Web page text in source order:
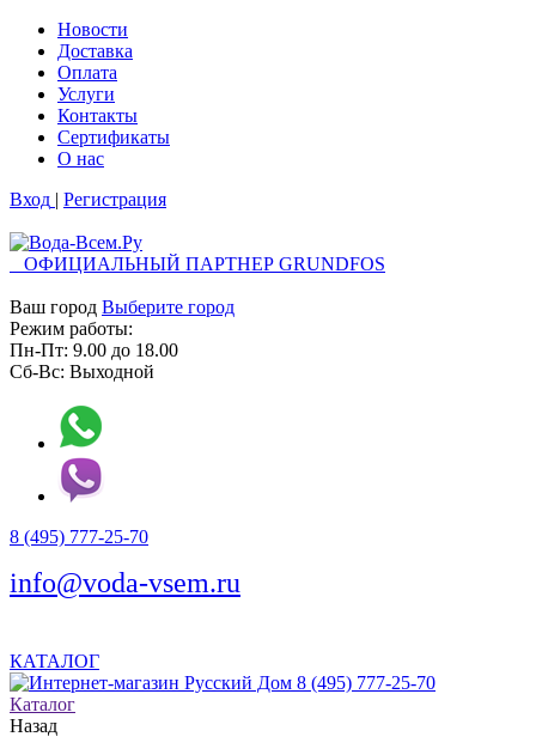
Новости
Доставка
Оплата
Услуги
Контакты
Cертификаты
О нас
Вход | Регистрация
ОФИЦИАЛЬНЫЙ ПАРТНЕР GRUNDFOS
Ваш город Выберите город
Режим работы:
Пн-Пт: 9.00 до 18.00
Сб-Вс: Выходной
8 (495) 777-25-70
info@voda-vsem.ru
КАТАЛОГ
8 (495) 777-25-70
Каталог
Назад